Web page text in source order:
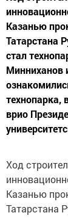
Казанью
Татарстана
стал
Минниханов
технопарка,
врио
Ход
Казанью
Татарстана